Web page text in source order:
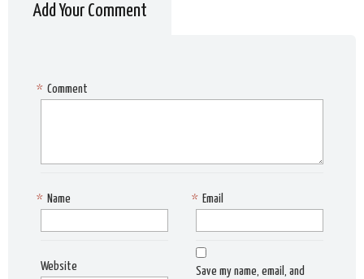
Add Your Comment
Comment
*
Name
* Email
*
Website
Save my name, email, and